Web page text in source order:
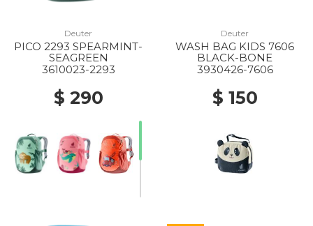
Deuter
PICO 2293 SPEARMINT-
SEAGREEN
3610023-2293
$ 290
Deuter
WASH BAG KIDS 7606
BLACK-BONE
3930426-7606
$ 150